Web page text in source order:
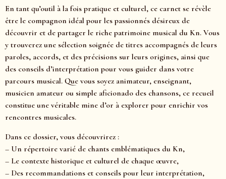
En tant qu’outil à la fois pratique et culturel, ce carnet se révèle
être le compagnon idéal pour les passionnés désireux de
découvrir et de partager le riche patrimoine musical du Kn. Vous
y trouverez une sélection soignée de titres accompagnés de leurs
paroles, accords, et des précisions sur leurs origines, ainsi que
des conseils d’interprétation pour vous guider dans votre
parcours musical. Que vous soyez animateur, enseignant,
musicien amateur ou simple aficionado des chansons, ce recueil
constitue une véritable mine d’or à explorer pour enrichir vos
rencontres musicales.
Dans ce dossier, vous découvrirez :
– Un répertoire varié de chants emblématiques du Kn,
– Le contexte historique et culturel de chaque œuvre,
– Des recommandations et conseils pour leur interprétation,